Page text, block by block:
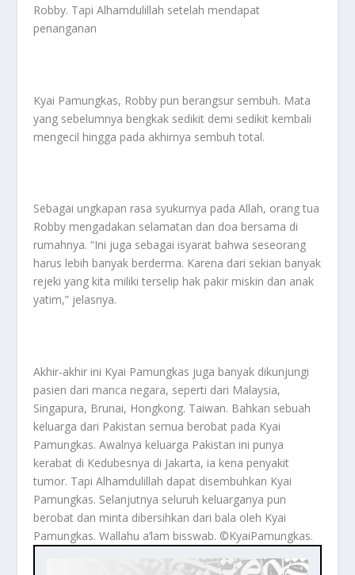
Robby. Tapi Alhamdulillah setelah mendapat
penanganan
Kyai Pamungkas, Robby pun berangsur sembuh. Mata
yang sebelumnya bengkak sedikit demi sedikit kembali
mengecil hingga pada akhirnya sembuh total.
Sebagai ungkapan rasa syukurnya pada Allah, orang tua
Robby mengadakan selamatan dan doa bersama di
rumahnya. “Ini juga sebagai isyarat bahwa seseorang
harus lebih banyak berderma. Karena dari sekian banyak
rejeki yang kita miliki terselip hak pakir miskin dan anak
yatim,” jelasnya.
Akhir-akhir ini Kyai Pamungkas juga banyak dikunjungi
pasien dari manca negara, seperti dari Malaysia,
Singapura, Brunai, Hongkong. Taiwan. Bahkan sebuah
keluarga dari Pakistan semua berobat pada Kyai
Pamungkas. Awalnya keluarga Pakistan ini punya
kerabat di Kedubesnya di Jakarta, ia kena penyakit
tumor. Tapi Alhamdulillah dapat disembuhkan Kyai
Pamungkas. Selanjutnya seluruh keluarganya pun
berobat dan minta dibersihkan dari bala oleh Kyai
Pamungkas. Wallahu a’lam bisswab. ©️KyaiPamungkas.